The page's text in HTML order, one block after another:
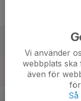
Vi använder
webbplats ska
även för